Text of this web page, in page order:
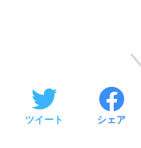
ツイート シェア